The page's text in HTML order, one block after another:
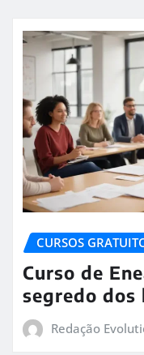
CURSOS
Curso de
segredo dos
Redação